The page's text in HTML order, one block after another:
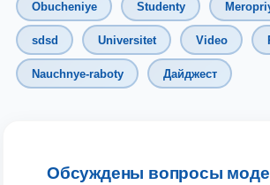
Obucheniye Studenty
sdsd Universitet Video
Nauchnye-raboty Дайджест
Обсуждены вопросы
Чат приёмной комиссии ТГЮУ
приёмной комиссии ТГЮУ.